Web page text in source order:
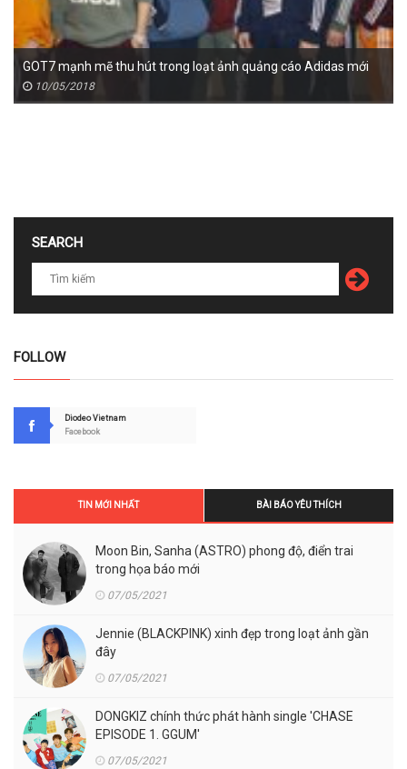
GOT7 mạnh mẽ thu hút trong loạt ảnh quảng cáo Adidas mới
10/05/2018
SEARCH
FOLLOW
Diodeo Vietnam
Facebook
TIN MỚI NHẤT BÀI BÁO YÊU THÍCH
Moon Bin, Sanha (ASTRO) phong độ, điển trai
trong họa báo mới
07/05/2021
Jennie (BLACKPINK) xinh đẹp trong loạt ảnh gần
đây
07/05/2021
DONGKIZ chính thức phát hành single 'CHASE
EPISODE 1. GGUM'
07/05/2021